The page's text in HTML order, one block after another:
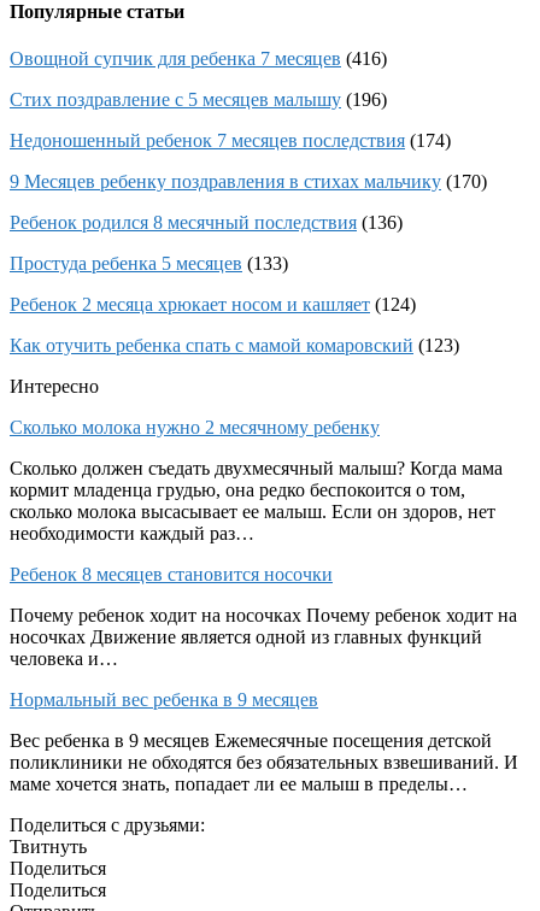
Популярные статьи
Овощной супчик для ребенка 7 месяцев (416)
Стих поздравление с 5 месяцев малышу (196)
Недоношенный ребенок 7 месяцев последствия (174)
9 Месяцев ребенку поздравления в стихах мальчику (170)
Ребенок родился 8 месячный последствия (136)
Простуда ребенка 5 месяцев (133)
Ребенок 2 месяца хрюкает носом и кашляет (124)
Как отучить ребенка спать с мамой комаровский (123)
Интересно
Сколько молока нужно 2 месячному ребенку
Сколько должен съедать двухмесячный малыш? Когда мама
кормит младенца грудью, она редко беспокоится о том,
сколько молока высасывает ее малыш. Если он здоров, нет
необходимости каждый раз…
Ребенок 8 месяцев становится носочки
Почему ребенок ходит на носочках Почему ребенок ходит на
носочках Движение является одной из главных функций
человека и…
Нормальный вес ребенка в 9 месяцев
Вес ребенка в 9 месяцев Ежемесячные посещения детской
поликлиники не обходятся без обязательных взвешиваний. И
маме хочется знать, попадает ли ее малыш в пределы…
Поделиться с друзьями:
Твитнуть
Поделиться
Поделиться